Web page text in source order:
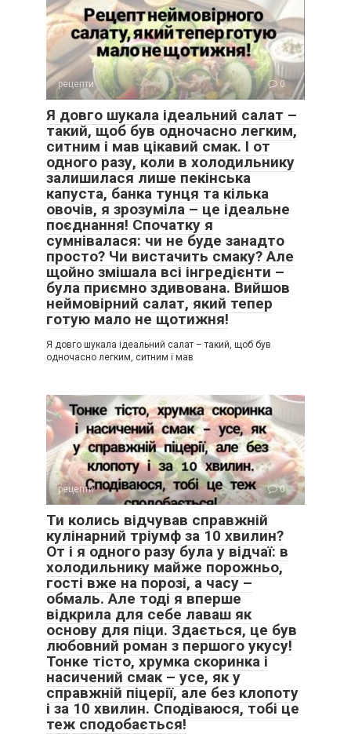
рецепти 0
Я довго шукала ідеальний салат –
такий, щоб був одночасно легким,
ситним і мав цікавий смак. І от
одного разу, коли в холодильнику
залишилася лише пекінська
капуста, банка тунця та кілька
овочів, я зрозуміла – це ідеальне
поєднання! Спочатку я
сумнівалася: чи не буде занадто
просто? Чи вистачить смаку? Але
щойно змішала всі інгредієнти –
була приємно здивована. Вийшов
неймовірний салат, який тепер
готую мало не щотижня!
Я довго шукала ідеальний салат – такий, щоб був
одночасно легким, ситним і мав
рецепти 0
Ти колись відчував справжній
кулінарний тріумф за 10 хвилин?
От і я одного разу була у відчаї: в
холодильнику майже порожньо,
гості вже на порозі, а часу –
обмаль. Але тоді я вперше
відкрила для себе лаваш як
основу для піци. Здається, це був
любовний роман з першого укусу!
Тонке тісто, хрумка скоринка і
насичений смак – усе, як у
справжній піцерії, але без клопоту
і за 10 хвилин. Сподіваюся, тобі це
теж сподобається!